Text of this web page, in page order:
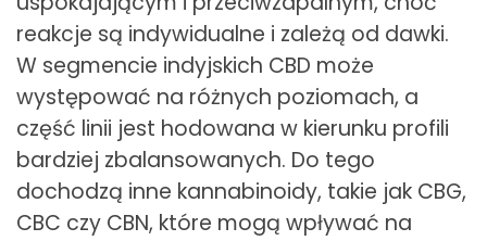
reakcje są indywidualne i zależą od dawki.
W segmencie indyjskich CBD może
występować na różnych poziomach, a
część linii jest hodowana w kierunku profili
bardziej zbalansowanych. Do tego
dochodzą inne kannabinoidy, takie jak CBG,
CBC czy CBN, które mogą wpływać na